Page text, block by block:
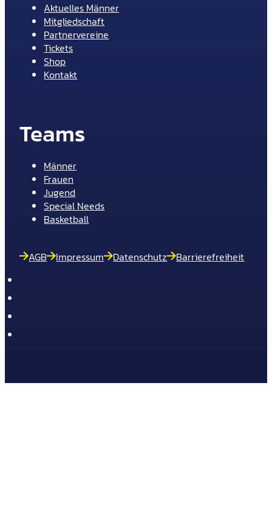
Aktuelles Männer
Mitgliedschaft
Partnervereine
Tickets
Shop
Kontakt
Teams
Männer
Frauen
Jugend
Special Needs
Basketball
AGB Impressum Datenschutz Barrierefreiheit